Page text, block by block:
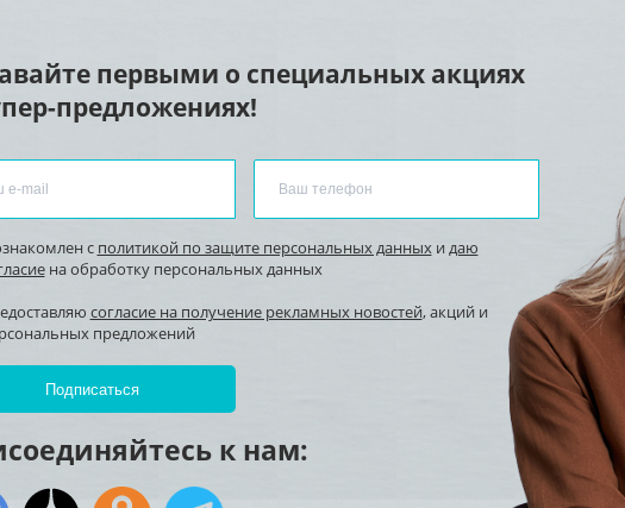
первыми о специальных акциях
предложениях!
с политикой по защите персональных данных и даю
на обработку персональных данных
согласие на получение рекламных новостей, акций и
предложений
к нам: